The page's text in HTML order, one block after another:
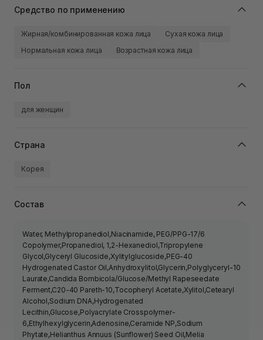
Средство по применению
Жирная/комбинированная кожа лица
Сухая кожа лица
Нормальная кожа лица
Возрастная кожа лица
Пол
для женщин
Страна
Корея
Состав
Water, Methylpropanediol,Niacinamide, PEG/PPG-17/6
Copolymer,Propanediol, 1,2-Hexanediol,Tripropylene
Glycol,Glyceryl Glucoside,Xylitylglucoside,PEG-40
Hydrogenated Castor Oil,Anhydroxylitol,Glycerin,Polyglyceryl-10
Laurate,Candida Bombicola/Glucose/Methyl Rapeseedate
Ferment,C20-40 Pareth-10,Tocopheryl Acetate,Xylitol,Cetearyl
Alcohol,Sodium DNA,Hydrogenated
Lecithin,Glucose,Polyacrylate Crosspolymer-
6,Ethylhexylglycerin,Adenosine,Ceramide NP,Sodium
Phytate,Helianthus Annuus (Sunflower) Seed Oil,Melia